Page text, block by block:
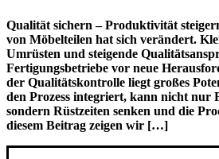
Qualität sichern – Produktivität
von Möbelteilen hat sich verändert.
Umrüsten und steigende
Fertigungsbetriebe vor neue
der Qualitätskontrolle liegt großes
den Prozess integriert, kann nicht nur
sondern Rüstzeiten senken und die
diesem Beitrag zeigen wir […]